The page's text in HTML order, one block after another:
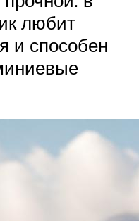
любит
и способен